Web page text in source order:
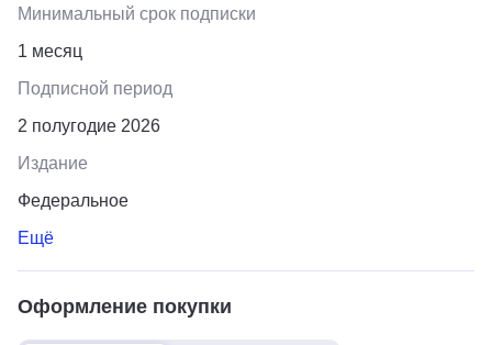
Минимальный срок подписки
1 месяц
Подписной период
2 полугодие 2026
Издание
Федеральное
Ещё
Оформление покупки